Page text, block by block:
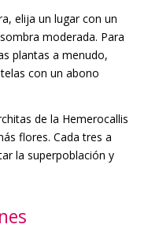
elija un lugar con un
moderada. Para
plantas a menudo,
con un abono
de la Hemerocallis
flores. Cada tres a
la superpoblación y